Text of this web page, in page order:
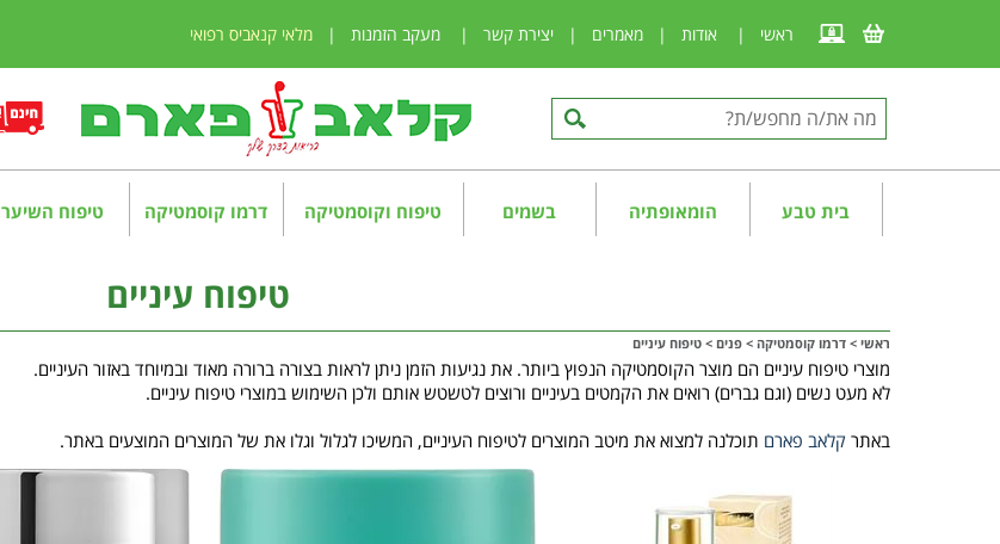
ראשי | אודות | מאמרים | יצירת קשר | מעקב הזמנות | מלאי קנאביס רפואי
בית טבע הומאופתיה בשמים טיפוח וקוסמטיקה דרמו קוסמטיקה טיפוח השיער
טיפוח עיניים
ראשי > דרמו קוסמטיקה > פנים > טיפוח עיניים
מוצרי טיפוח עיניים הם מוצר הקוסמטיקה הנפוץ ביותר. את נגיעות הזמן ניתן לראות בצורה ברורה מאוד ובמיוחד באזור העיניים.
לא מעט נשים (וגם גברים) רואים את הקמטים בעיניים ורוצים לטשטש אותם ולכן השימוש במוצרי טיפוח עיניים.
באתר קלאב פארם תוכלנה למצוא את מיטב המוצרים לטיפוח העיניים, המשיכו לגלול וגלו את של המוצרים המוצעים באתר.